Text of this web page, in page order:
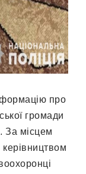
про
громади
За місцем